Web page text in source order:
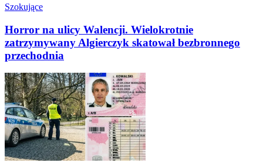
Szokujące
Horror na ulicy Walencji. Wielokrotnie
zatrzymywany Algierczyk skatował bezbronnego
przechodnia